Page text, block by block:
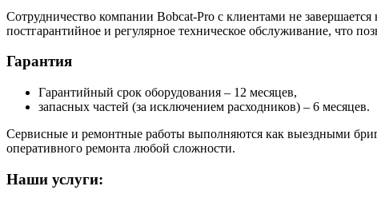
Сотрудничество компании Bobcat-Pro с клиентами не
постгарантийное и регулярное техническое обслуживание, что
Гарантия
Гарантийный срок оборудования – 12 месяцев,
запасных частей (за исключением расходников) – 6 месяцев.
Сервисные и ремонтные работы выполняются как выездными
оперативного ремонта любой сложности.
Наши услуги: